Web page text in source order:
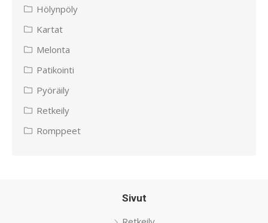
Hölynpöly
Kartat
Melonta
Patikointi
Pyöräily
Retkeily
Romppeet
Sivut